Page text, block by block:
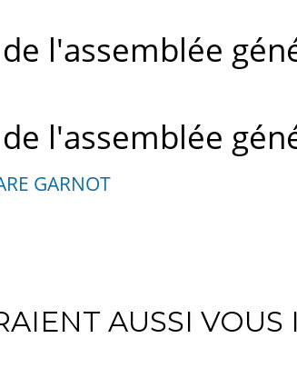
l'assemblée
l'assemblée
GARNOT
AUSSI VOUS